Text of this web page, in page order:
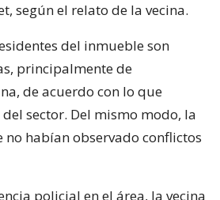
según el relato de la vecina.
del inmueble son
principalmente de
de acuerdo con lo que
del sector. Del mismo modo, la
no habían observado conflictos
policial en el área, la vecina